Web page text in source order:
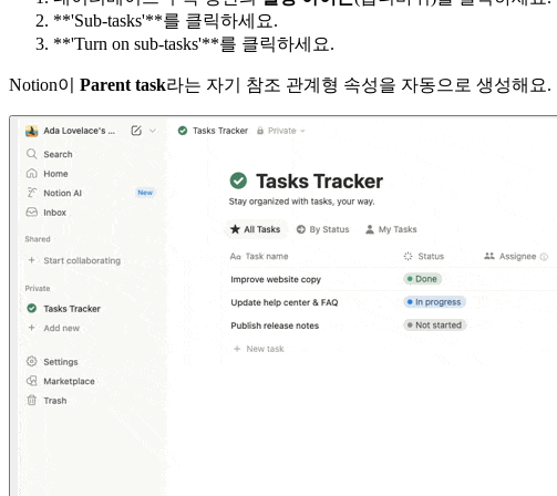
**'Sub-tasks'**를 클릭하세요.
**'Turn on sub-tasks'**를 클릭하세요.
Notion이 Parent task라는 자기 참조 관계형 속성을 자동으로 생성해